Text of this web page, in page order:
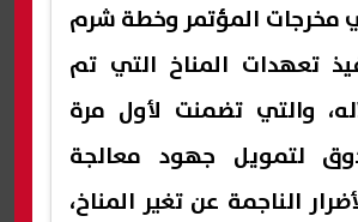
المؤتمر وخطة شرم
تعهدات المناخ التي تم
والتي تضمنت لأول مرة
لتمويل جهود معالجة
الناجمة عن تغير المناخ،